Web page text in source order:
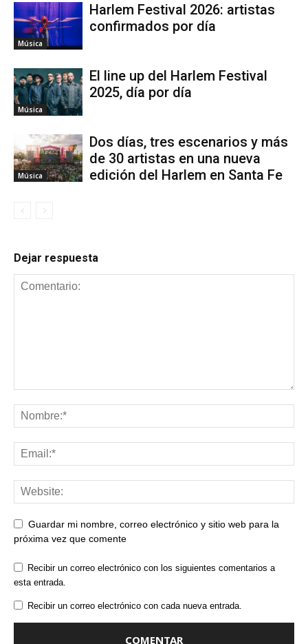
Música
Harlem Festival 2026: artistas
confirmados por día
Música
El line up del Harlem Festival
2025, día por día
Música
Dos días, tres escenarios y más
de 30 artistas en una nueva
edición del Harlem en Santa Fe
Dejar respuesta
Guardar mi nombre, correo electrónico y sitio web para la
próxima vez que comente
Recibir un correo electrónico con los siguientes comentarios a
esta entrada.
Recibir un correo electrónico con cada nueva entrada.